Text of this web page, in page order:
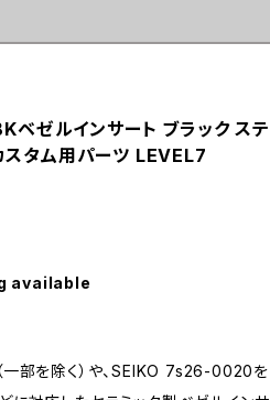
ベゼルインサート ブラック ステ
タム用パーツ LEVEL7
available
一部を除く）や、SEIKO 7s26-0020を